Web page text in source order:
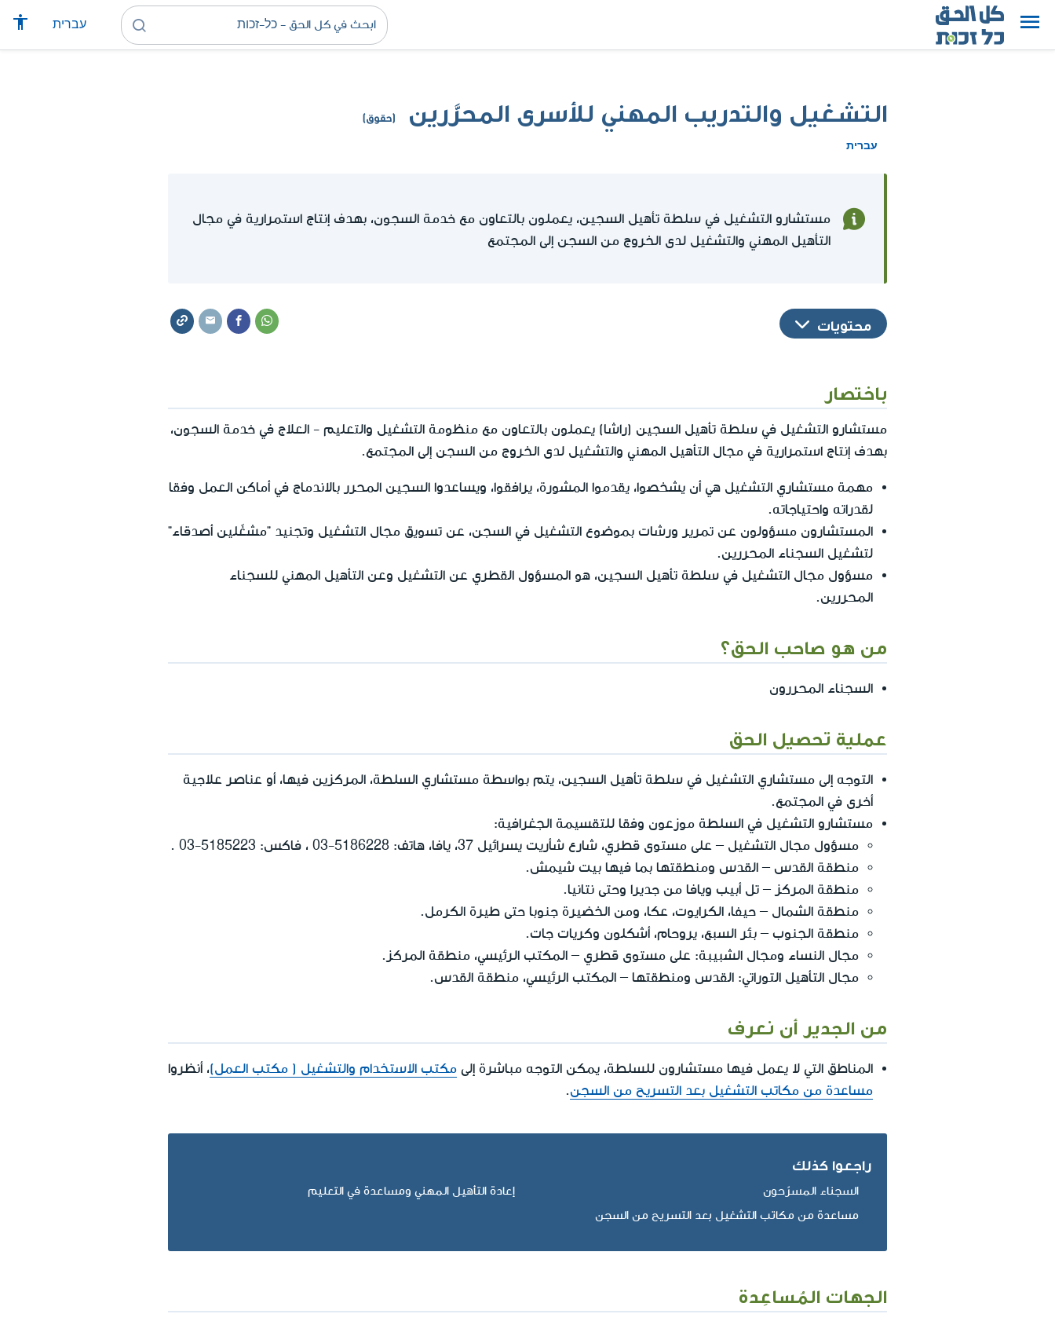
עברית
التشغيل والتدريب المهني للأسرى المحرَّرين (حقوق)
עברית
مستشارو التشغيل في سلطة تأهيل السجين، يعملون بالتعاون مع خدمة السجون، بهدف إنتاج استمرارية في مجال
التأهيل المهني والتشغيل لدى الخروج من السجن إلى المجتمع
محتويات
باختصار
مستشارو التشغيل في سلطة تأهيل السجين (راشا) يعملون بالتعاون مع منظومة التشغيل والتعليم - العلاج في خدمة السجون،
بهدف إنتاج استمرارية في مجال التأهيل المهني والتشغيل لدى الخروج من السجن إلى المجتمع.
مهمة مستشاري التشغيل هي أن يشخصوا، يقدموا المشورة، يرافقوا، ويساعدوا السجين المحرر بالاندماج في أماكن العمل وفقا
لقدراته واحتياجاته.
المستشارون مسؤولون عن تمرير ورشات بموضوع التشغيل في السجن، عن تسويق مجال التشغيل وتجنيد "مشغّلين أصدقاء"
لتشغيل السجناء المحررين.
مسؤول مجال التشغيل في سلطة تأهيل السجين، هو المسؤول القطري عن التشغيل وعن التأهيل المهني للسجناء
المحررين.
من هو صاحب الحق؟
السجناء المحررون
عملية تحصيل الحق
التوجه إلى مستشاري التشغيل في سلطة تأهيل السجين، يتم بواسطة مستشاري السلطة، المركزين فيها، أو عناصر علاجية
أخرى في المجتمع.
مستشارو التشغيل في السلطة موزعون وفقا للتقسيمة الجغرافية:
مسؤول مجال التشغيل – على مستوى قطري، شارع شأريت يسرائيل 37، يافا، هاتف:
03-5186228 ، فاكس: 03-5185223
.
منطقة القدس – القدس ومنطقتها بما فيها بيت شيمش.
منطقة المركز – تل أبيب ويافا من جديرا وحتى نتانيا.
منطقة الشمال – حيفا، الكرايوت، عكا، ومن الخضيرة جنوبا حتى طيرة الكرمل.
منطقة الجنوب – بئر السبع، يروحام، أشكلون وكريات جات.
مجال النساء ومجال الشبيبة: على مستوى قطري – المكتب الرئيسي، منطقة المركز.
مجال التأهيل التوراتي: القدس ومنطقتها – المكتب الرئيسي، منطقة القدس.
من الجدير أن نعرف
المناطق التي لا يعمل فيها مستشارون للسلطة، يمكن التوجه مباشرة إلى مكتب الاستخدام والتشغيل ( مكتب العمل)، أنظروا
مساعدة من مكاتب التشغيل بعد التسريح من السجن.
راجعوا كذلك
السجناء المسرّحون
إعادة التأهيل المهني ومساعدة في التعليم
مساعدة من مكاتب التشغيل بعد التسريح من السجن
الجهات المُساعِدة